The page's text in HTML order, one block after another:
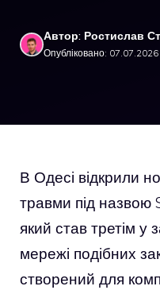
Автор: Ростислав
Опубліковано: 07.07.2026
В Одесі відкрили
травми під
який став третім у
мережі подібних
створений для